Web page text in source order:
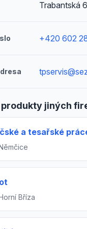
Trabantská
+420 602
jiných
a tesařské
Bříza